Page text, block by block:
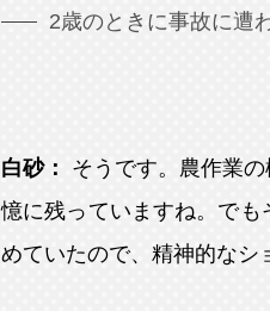
2歳のときに事故に遭
白砂：
そうです。農作業
憶に残っていますね。で
めていたので、精神的なシ